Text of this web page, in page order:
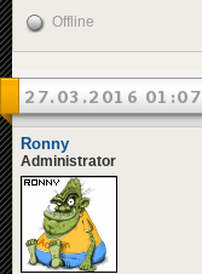
Offline
27.03.2016 01:07
Ronny
Administrator